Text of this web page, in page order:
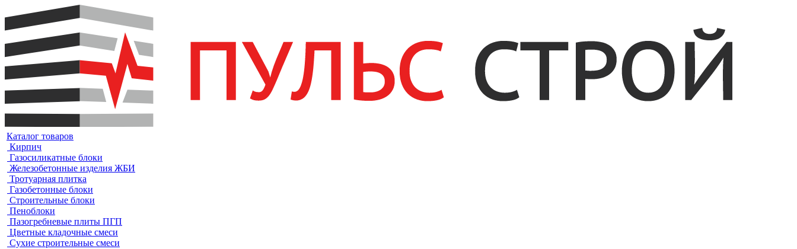
Каталог товаров
Кирпич
Газосиликатные блоки
Железобетонные изделия ЖБИ
Тротуарная плитка
Газобетонные блоки
Строительные блоки
Пеноблоки
Пазогребневые плиты ПГП
Цветные кладочные смеси
Сухие строительные смеси